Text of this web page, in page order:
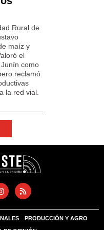
Rural de
maíz y
el
como
reclamó
la red vial.
PRODUCCIÓN Y AGRO